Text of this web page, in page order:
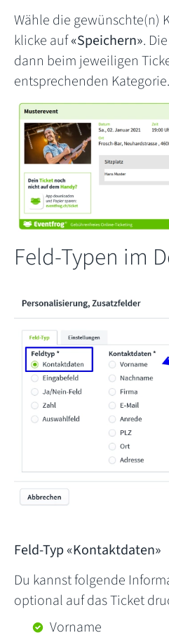
Wähle die gewünschte(n)
klicke auf«Speichern».
dann beim jeweiligen
entsprechenden Kategorie.
Feld-Typen im
Feld-Typ «Kontaktdaten»
Du kannst folgende
optional auf das Ticket
Vorname